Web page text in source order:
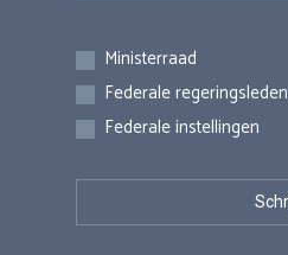
Inschrijvingen
Ministerraad
Federale regeringsleden
Federale instellingen